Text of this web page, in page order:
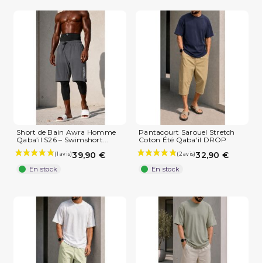
Short de Bain Awra Homme
Qaba’il S26 – Swimshort...
39,90 €
En stock
Pantacourt Sarouel Stretch
Coton Été Qaba'il DROP
32,90 €
En stock